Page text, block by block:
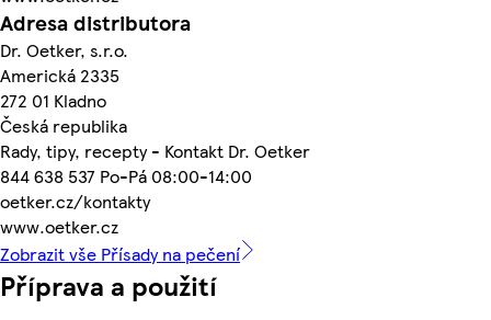
Adresa distributora
Dr. Oetker, s.r.o.
Americká 2335
272 01 Kladno
Česká republika
Rady, tipy, recepty - Kontakt Dr. Oetker
844 638 537 Po-Pá 08:00-14:00
oetker.cz/kontakty
www.oetker.cz
Zobrazit vše Přísady na pečení
Příprava a použití